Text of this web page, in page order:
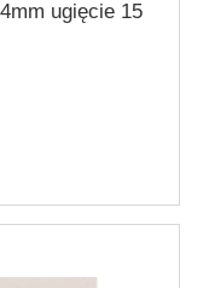
ugięcie 15